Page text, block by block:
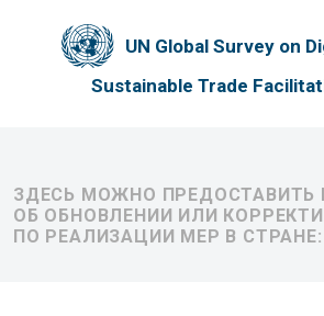
UN Global Survey on
Sustainable Trade
ЗДЕСЬ МОЖНО
ОБ ОБНОВЛЕНИИ ИЛИ
ПО РЕАЛИЗАЦИИ МЕР В СТРАНЕ: